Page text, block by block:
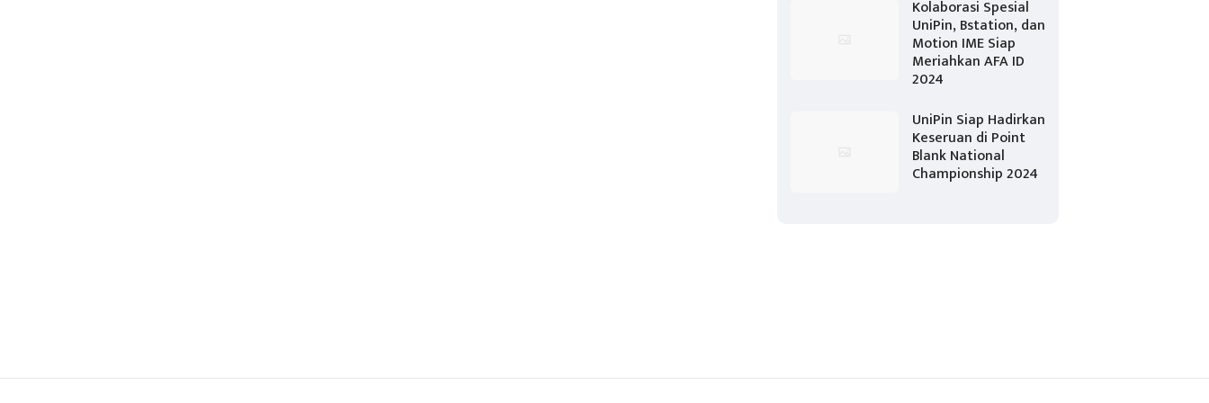
Kolaborasi Spesial
UniPin, Bstation, dan
Motion IME Siap
Meriahkan AFA ID
2024
UniPin Siap Hadirkan
Keseruan di Point
Blank National
Championship 2024